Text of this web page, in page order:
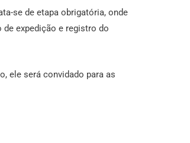
se de etapa obrigatória, onde
expedição e registro do
ele será convidado para as